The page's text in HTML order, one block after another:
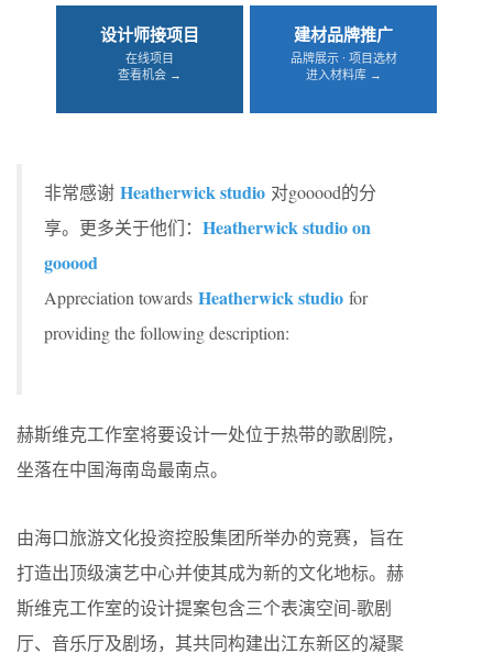
设计师接项目
在线项目
查看机会 →
建材品牌推广
品牌展示 · 项目选材
进入材料库 →
非常感谢 Heatherwick studio 对gooood的分
享。更多关于他们： Heatherwick studio on
gooood
Appreciation towards Heatherwick studio for
providing the following description:
赫斯维克工作室将要设计一处位于热带的歌剧院，
坐落在中国海南岛最南点。
由海口旅游文化投资控股集团所举办的竞赛，旨在
打造出顶级演艺中心并使其成为新的文化地标。赫
斯维克工作室的设计提案包含三个表演空间-歌剧
厅、音乐厅及剧场，其共同构建出江东新区的凝聚